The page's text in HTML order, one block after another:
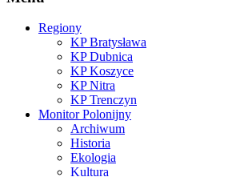
Regiony
KP Bratysława
KP Dubnica
KP Koszyce
KP Nitra
KP Trenczyn
Monitor Polonijny
Archiwum
Historia
Ekologia
Kultura